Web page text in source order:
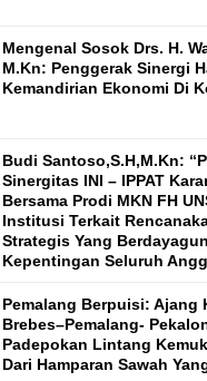
Mengenal Sosok Drs. H.
M.Kn: Penggerak Sinergi
Kemandirian Ekonomi Di
Budi Santoso,S.H,M.Kn:
Sinergitas INI – IPPAT
Bersama Prodi MKN FH
Institusi Terkait
Strategis Yang
Kepentingan Seluruh
Pemalang Berpuisi: Ajang
Brebes–Pemalang-
Padepokan Lintang
Dari Hamparan Sawah